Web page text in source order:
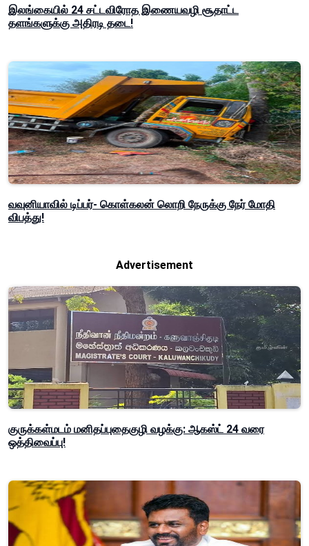
இலங்கையில் 24 சட்டவிரோத இணையவழி சூதாட்ட
தளங்களுக்கு அதிரடி தடை!
வவுனியாவில் டிப்பர்- கொள்கலன் லொறி நேருக்கு நேர் மோதி
விபத்து!
Advertisement
குருக்கள்மடம் மனிதப்புதைகுழி வழக்கு: ஆகஸ்ட் 24 வரை
ஒத்திவைப்பு!